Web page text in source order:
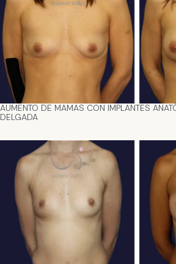
AUMENTO DE MAMAS CON IMPLANTES
DELGADA